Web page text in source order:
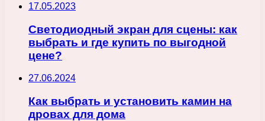
17.05.2023
Светодиодный экран для сцены: как
выбрать и где купить по выгодной
цене?
27.06.2024
Как выбрать и установить камин на
дровах для дома